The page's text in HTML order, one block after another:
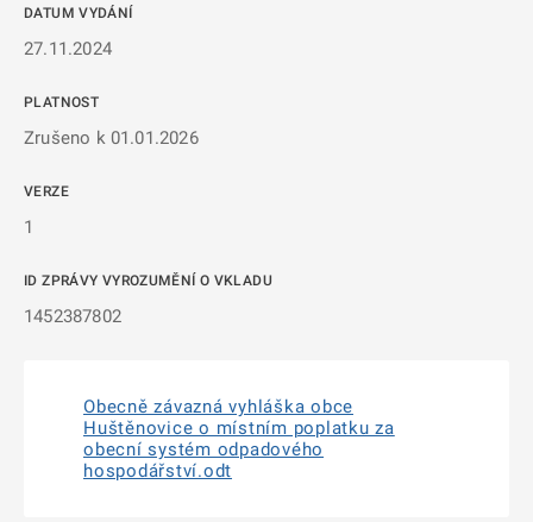
DATUM VYDÁNÍ
27.11.2024
PLATNOST
Zrušeno k 01.01.2026
VERZE
1
ID ZPRÁVY VYROZUMĚNÍ O VKLADU
1452387802
Obecně závazná vyhláška obce
Huštěnovice o místním poplatku za
obecní systém odpadového
hospodářství.odt